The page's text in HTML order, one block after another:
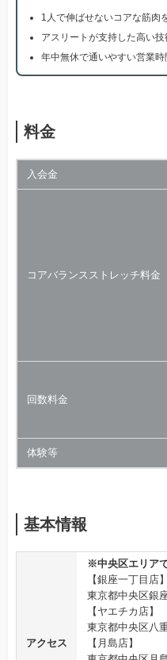
1人で伸ばせないコアな筋肉
アスリートが支持した高い技
年中無休で通いやすい営業時
料金
入会金
コアバランスストレッチ料金
回数料金
体験等
基本情報
アクセス
※中央区エリア
【銀座一丁目店】
東京都中央区銀
【ヤエチカ店】
東京都中央区八
【月島店】